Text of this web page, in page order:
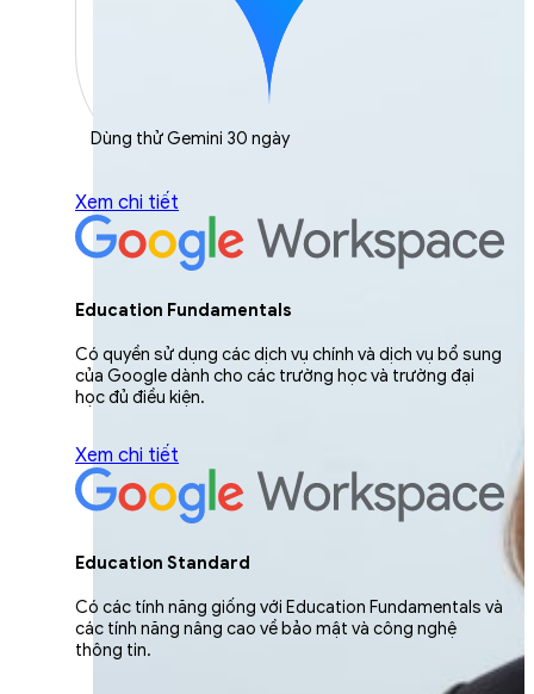
Dùng thử Gemini 30 ngày
Xem chi tiết
Education Fundamentals
Có quyền sử dụng các dịch vụ chính và dịch vụ bổ sung
của Google dành cho các trường học và trường đại
học đủ điều kiện.
Xem chi tiết
Education Standard
Có các tính năng giống với Education Fundamentals và
các tính năng nâng cao về bảo mật và công nghệ
thông tin.